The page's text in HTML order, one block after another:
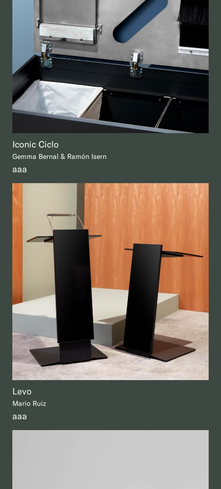
Iconic Ciclo
Gemma Bernal & Ramón Isern
aaa
Levo
Mario Ruiz
aaa